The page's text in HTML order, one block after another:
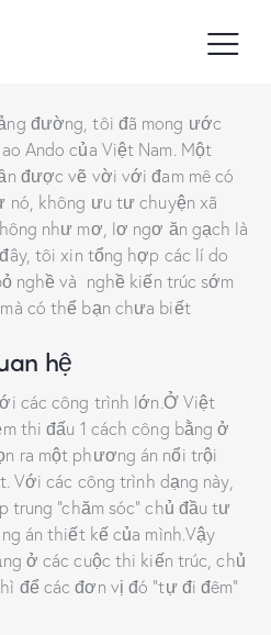
đường, tôi đã mong ước
Ando của Việt Nam. Một
được vẽ vời với đam mê có
nó, không ưu tư chuyện xã
như mơ, lơ ngơ ăn gạch là
tôi xin tổng hợp các lí do
nghề và nghề kiến trúc sớm
có thể bạn chưa biết
hệ
các công trình lớn.Ở Việt
thi đấu 1 cách công bằng ở
ra một phương án nổi trội
Với các công trình dạng này,
“chăm sóc” chủ đầu tư
án thiết kế của mình.Vậy
ở các cuộc thi kiến trúc, chủ
để các đơn vị đó “tự đi đêm”